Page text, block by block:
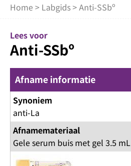
Home > Labgids> Anti-SSbº
Lees voor
Anti-SSbº
Afname informatie
Synoniem
anti-La
Afnamemateriaal
Gele serum buis met gel 3.5 mL